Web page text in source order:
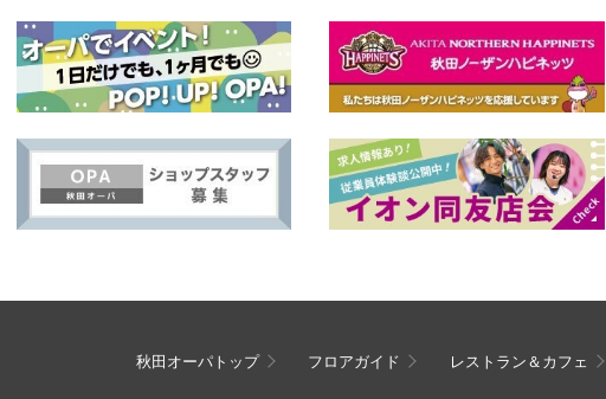
秋田オーパトップ フロアガイド レストラン＆カフェ